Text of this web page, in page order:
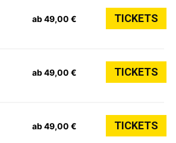
ab 49,00 € TICKETS
ab 49,00 € TICKETS
ab 49,00 € TICKETS